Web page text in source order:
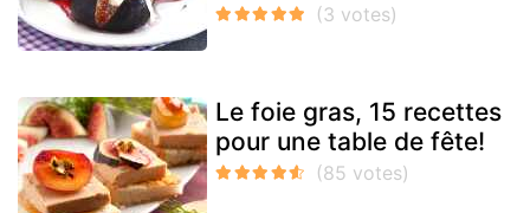
Le foie gras, 15 recettes
pour une table de fête!